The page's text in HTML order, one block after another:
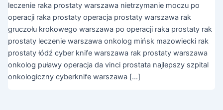
leczenie raka prostaty warszawa nietrzymanie moczu po
operacji raka prostaty operacja prostaty warszawa rak
gruczołu krokowego warszawa po operacji raka prostaty rak
prostaty leczenie warszawa onkolog mińsk mazowiecki rak
prostaty łódź cyber knife warszawa rak prostaty warszawa
onkolog puławy operacja da vinci prostata najlepszy szpital
onkologiczny cyberknife warszawa […]